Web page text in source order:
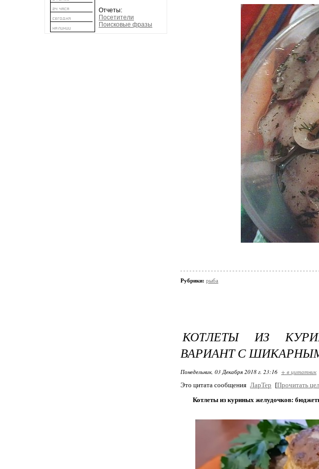
Отчеты:
Посетители
Поисковые фразы
Рубрики: рыба
КОТЛЕТЫ ИЗ
ВАРИАНТ С
Понедельник, 03 Декабря 2018 г. 23:16 + в цитатник
Это цитата сообщения ЛарТер [Прочитать
Котлеты из куриных желудочков: